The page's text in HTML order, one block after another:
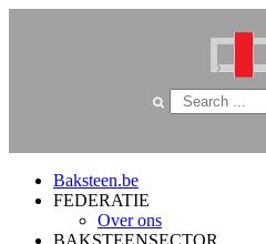
Baksteen.be
FEDERATIE
Over ons
BAKSTEENSECTOR